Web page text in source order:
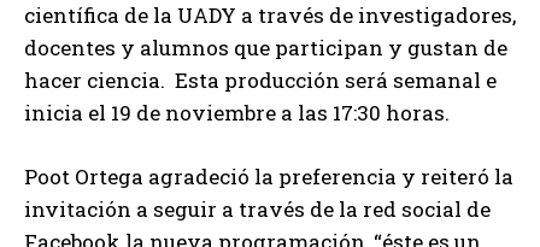
científica de la UADY a través de investigadores,
docentes y alumnos que participan y gustan de
hacer ciencia. Esta producción será semanal e
inicia el 19 de noviembre a las 17:30 horas.
Poot Ortega agradeció la preferencia y reiteró la
invitación a seguir a través de la red social de